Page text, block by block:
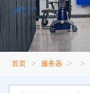
首页 > 服务器 > >